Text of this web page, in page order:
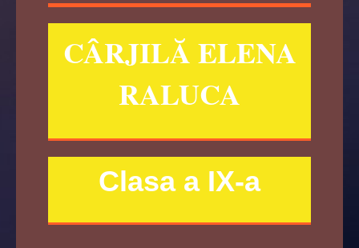
CÂRJILĂ ELENA
RALUCA
Clasa a IX-a